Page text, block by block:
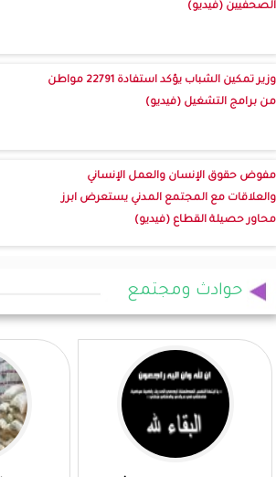
الصحفيين (فيديو)
وزير تمكين الشباب يؤكد استفادة 22791 مواطن
من برامج التشغيل (فيديو)
مفوض حقوق الإنسان والعمل الإنساني
والعلاقات مع المجتمع المدني يستعرض ابرز
محاور حصيلة القطاع (فيديو)
حوادث ومجتمع